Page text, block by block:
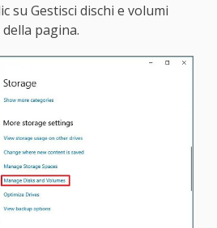
su Gestisci dischi e volumi
pagina.